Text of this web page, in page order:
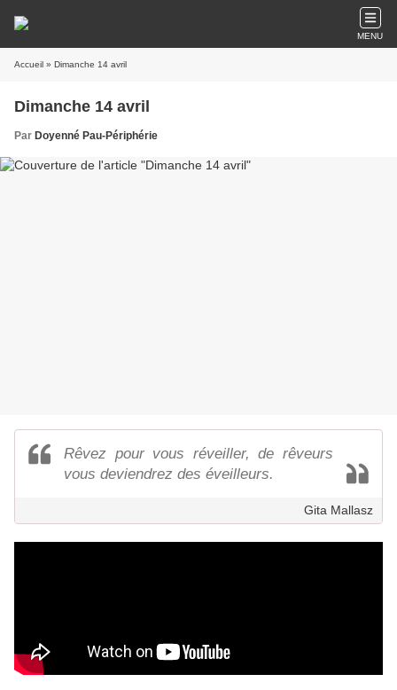
MENU
Accueil » Dimanche 14 avril
Dimanche 14 avril
Par Doyenné Pau-Périphérie
Rêvez pour vous réveiller, de rêveurs
vous deviendrez des éveilleurs.
Gita Mallasz